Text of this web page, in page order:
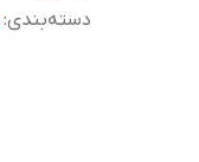
دسته‌بندی: